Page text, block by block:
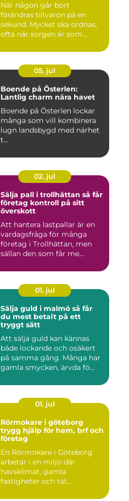
När någon går bort
förändras tillvaron på en
sekund. Mycket ska ordnas,
ofta när sorgen är som
05. jul
Boende på Österlen:
Lantlig charm nära havet
Boende på Österlen lockar
många som vill kombinera
lugn landsbygd med närhet
t...
02. jul
Sälja pall i trollhättan så får
företag kontroll på sitt
överskott
Att hantera lastpallar är en
vardagsfråga för många
företag i Trollhättan, men
sällan den som får me...
01. jul
Sälja guld i malmö så får
du mest betalt på ett
tryggt sätt
Att sälja guld kan kännas
både lockande och osäkert
på samma gång. Många har
gamla smycken, ärvda fö...
01. jul
Rörmokare i göteborg
trygg hjälp för hem, brf och
företag
En Rörmokare i Göteborg
arbetar i en miljö där
havsklimat, gamla
fastigheter och tät